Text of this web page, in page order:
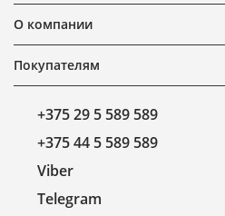
О компании
Покупателям
+375 29 5 589 589
+375 44 5 589 589
Viber
Telegram